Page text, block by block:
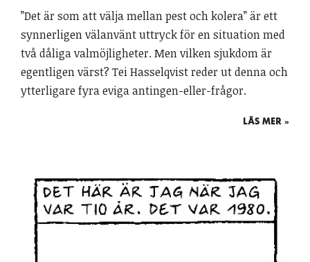
”Det är som att välja mellan pest och kolera” är ett
synnerligen välanvänt uttryck för en situation med
två dåliga valmöjligheter. Men vilken sjukdom är
egentligen värst? Tei Hasselqvist reder ut denna och
ytterligare fyra eviga antingen-eller-frågor.
LÄS MER »